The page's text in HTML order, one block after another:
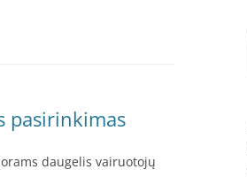
pasirinkimas
daugelis vairuotojų